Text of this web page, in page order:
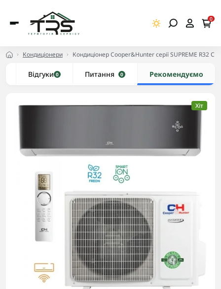
0
Кондиціонери Кондиціонер Cooper&Hunter серії SUPREME R32
Відгуки 0 Питання 0 Рекомендуємо
Хіт